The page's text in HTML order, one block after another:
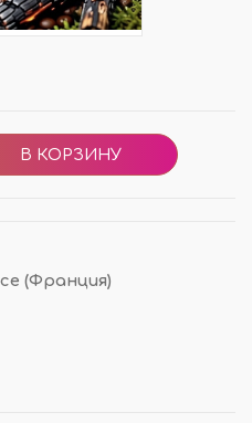
(Франция)